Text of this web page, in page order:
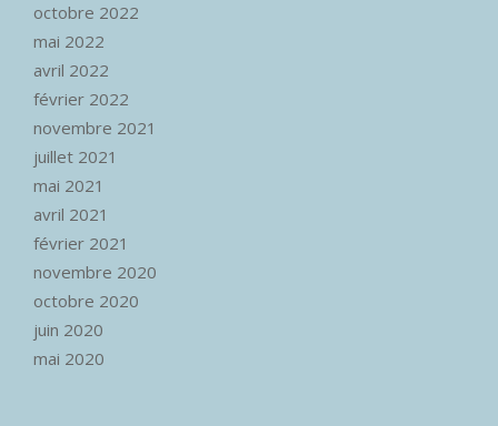
octobre 2022
mai 2022
avril 2022
février 2022
novembre 2021
juillet 2021
mai 2021
avril 2021
février 2021
novembre 2020
octobre 2020
juin 2020
mai 2020